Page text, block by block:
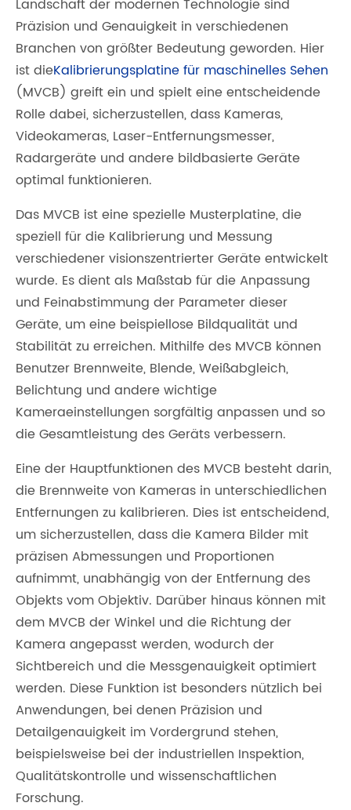
Landschaft der modernen Technologie sind
Präzision und Genauigkeit in verschiedenen
Branchen von größter Bedeutung geworden. Hier
ist dieKalibrierungsplatine für maschinelles Sehen
(MVCB) greift ein und spielt eine entscheidende
Rolle dabei, sicherzustellen, dass Kameras,
Videokameras, Laser-Entfernungsmesser,
Radargeräte und andere bildbasierte Geräte
optimal funktionieren.
Das MVCB ist eine spezielle Musterplatine, die
speziell für die Kalibrierung und Messung
verschiedener visionszentrierter Geräte entwickelt
wurde. Es dient als Maßstab für die Anpassung
und Feinabstimmung der Parameter dieser
Geräte, um eine beispiellose Bildqualität und
Stabilität zu erreichen. Mithilfe des MVCB können
Benutzer Brennweite, Blende, Weißabgleich,
Belichtung und andere wichtige
Kameraeinstellungen sorgfältig anpassen und so
die Gesamtleistung des Geräts verbessern.
Eine der Hauptfunktionen des MVCB besteht darin,
die Brennweite von Kameras in unterschiedlichen
Entfernungen zu kalibrieren. Dies ist entscheidend,
um sicherzustellen, dass die Kamera Bilder mit
präzisen Abmessungen und Proportionen
aufnimmt, unabhängig von der Entfernung des
Objekts vom Objektiv. Darüber hinaus können mit
dem MVCB der Winkel und die Richtung der
Kamera angepasst werden, wodurch der
Sichtbereich und die Messgenauigkeit optimiert
werden. Diese Funktion ist besonders nützlich bei
Anwendungen, bei denen Präzision und
Detailgenauigkeit im Vordergrund stehen,
beispielsweise bei der industriellen Inspektion,
Qualitätskontrolle und wissenschaftlichen
Forschung.